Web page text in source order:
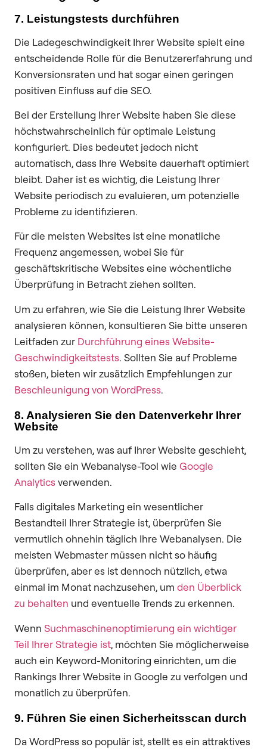
7. Leistungstests durchführen
Die Ladegeschwindigkeit Ihrer Website spielt eine
entscheidende Rolle für die Benutzererfahrung und
Konversionsraten und hat sogar einen geringen
positiven Einfluss auf die SEO.
Bei der Erstellung Ihrer Website haben Sie diese
höchstwahrscheinlich für optimale Leistung
konfiguriert. Dies bedeutet jedoch nicht
automatisch, dass Ihre Website dauerhaft optimiert
bleibt. Daher ist es wichtig, die Leistung Ihrer
Website periodisch zu evaluieren, um potenzielle
Probleme zu identifizieren.
Für die meisten Websites ist eine monatliche
Frequenz angemessen, wobei Sie für
geschäftskritische Websites eine wöchentliche
Überprüfung in Betracht ziehen sollten.
Um zu erfahren, wie Sie die Leistung Ihrer Website
analysieren können, konsultieren Sie bitte unseren
Leitfaden zur Durchführung eines Website-
Geschwindigkeitstests. Sollten Sie auf Probleme
stoßen, bieten wir zusätzlich Empfehlungen zur
Beschleunigung von WordPress.
8. Analysieren Sie den Datenverkehr Ihrer
Website
Um zu verstehen, was auf Ihrer Website geschieht,
sollten Sie ein Webanalyse-Tool wie Google
Analyticsverwenden.
Falls digitales Marketing ein wesentlicher
Bestandteil Ihrer Strategie ist, überprüfen Sie
vermutlich ohnehin täglich Ihre Webanalysen. Die
meisten Webmaster müssen nicht so häufig
überprüfen, aber es ist dennoch nützlich, etwa
einmal im Monat nachzusehen, um den Überblick
zu behalten und eventuelle Trends zu erkennen.
Wenn Suchmaschinenoptimierung ein wichtiger
Teil Ihrer Strategie ist, möchten Sie möglicherweise
auch ein Keyword-Monitoring einrichten, um die
Rankings Ihrer Website in Google zu verfolgen und
monatlich zu überprüfen.
9. Führen Sie einen Sicherheitsscan durch
Da WordPress so populär ist, stellt es ein attraktives